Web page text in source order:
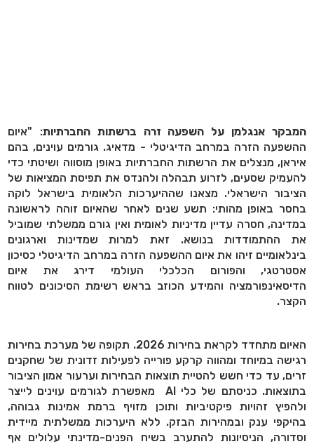
המבקר אנגלמן על השפעה זרה ברשתות החברתיות: "איום
ההשפעה הזרה במרחב הדיגיטלי - מדאיג. גורמים עוינים, בהם
איראן, מנצלים את הרשתות החברתיות באופן מוסווה ושיטתי כדי
להעמיק שסעים, לזרוע תבהלה ולהנדס את תפיסת המציאות של
הציבור הישראלי. מצאנו שההיערכות הלאומית בישראל לוקה
בחסר באופן מהותי: תשע שנים לאחר שהאיום זוהה לראשונה
במדינה, חסרה עדיין מדיניות לאומית ואין גורם ממשלתי שמוביל
את ההתמודדות בנושא. זאת למרות שמדינות וארגונים
בינלאומיים זיהו את איום ההשפעה הזרה במרחב הדיגיטלי כסיכון
אסטרטגי, והפורום הכלכלי העולמי דירג את איום
הדיסאינפורמציה והמידע הכוזב בראש רשימת הסיכונים לטווח
הקצר.
האיום מתחדד לקראת בחירות 2026. תקופה של מערכת בחירות
רגישה במיוחד ומהווה קרקע פורייה לפעילות זדונית של שחקנים
זרים, עד כדי חשש להטיית תוצאות הבחירות וערעור אמון הציבור
בתוצאות. כניסתם של כליAIמאפשרת לגורמים עוינים לייצר
ולהפיץ זהויות פיקטיביות ותוכן מזויף ברמת אמינות גבוהה,
בהיקפי ענק ובמהירות הבזק. ללא היערכות ממשלתית מיידית
וסדורה, הניסיונות להתערב בשיח הפנים-מדינתי עלולים אף